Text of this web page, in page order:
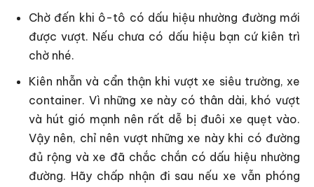
Chờ đến khi ô-tô có dấu hiệu nhường đường mới
được vượt. Nếu chưa có dấu hiệu bạn cứ kiên trì
chờ nhé.
Kiên nhẫn và cẩn thận khi vượt xe siêu trường, xe
container. Vì những xe này có thân dài, khó vượt
và hút gió mạnh nên rất dễ bị đuôi xe quẹt vào.
Vậy nên, chỉ nên vượt những xe này khi có đường
đủ rộng và xe đã chắc chắn có dấu hiệu nhường
đường. Hãy chấp nhận đi sau nếu xe vẫn phóng